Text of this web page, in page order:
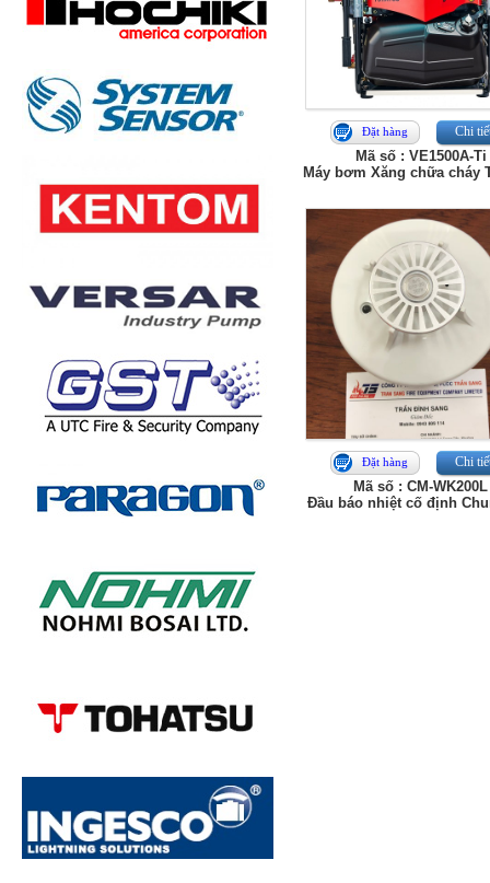
Đặt hàng Chi
Mã số : VE1500A-Ti
Máy bơm Xăng chữa cháy
Đặt hàng Chi
Mã số : CM-WK200L
Đầu báo nhiệt cố định